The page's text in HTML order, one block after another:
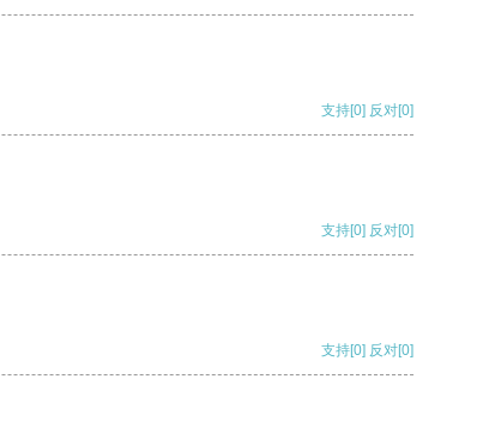
支持[0] 反对[0]
支持[0] 反对[0]
支持[0] 反对[0]